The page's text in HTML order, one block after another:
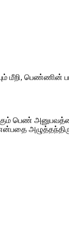
மீறி, பெண்ணின்
பெண்